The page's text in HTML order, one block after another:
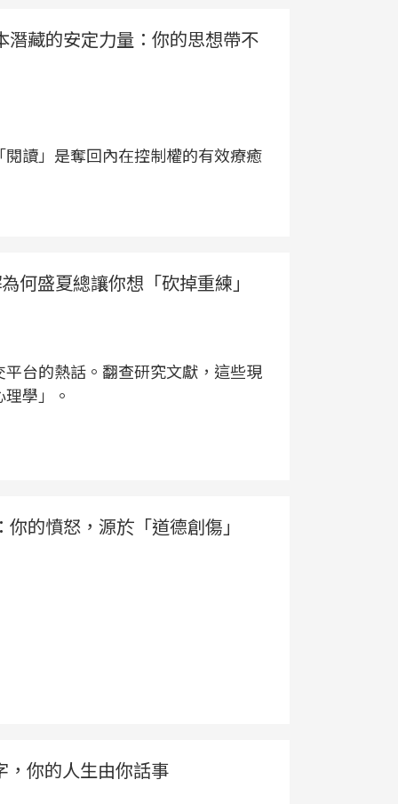
藏的安定力量：你的思想帶不
讀」是奪回內在控制權的有效療癒
何盛夏總讓你想「砍掉重練」
台的熱話。翻查研究文獻，這些現
學」。
的憤怒，源於「道德創傷」
，你的人生由你話事